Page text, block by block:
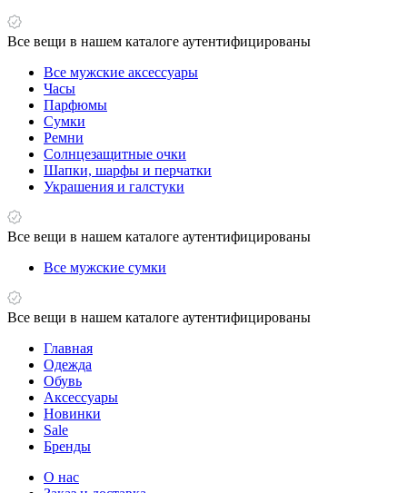
Все вещи в нашем каталоге аутентифицированы
Все мужские аксессуары
Часы
Парфюмы
Сумки
Ремни
Солнцезащитные очки
Шапки, шарфы и перчатки
Украшения и галстуки
Все вещи в нашем каталоге аутентифицированы
Все мужские сумки
Все вещи в нашем каталоге аутентифицированы
Главная
Одежда
Обувь
Аксессуары
Новинки
Sale
Бренды
О нас